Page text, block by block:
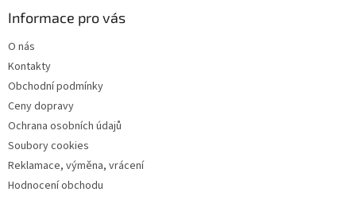
Informace pro vás
O nás
Kontakty
Obchodní podmínky
Ceny dopravy
Ochrana osobních údajů
Soubory cookies
Reklamace, výměna, vrácení
Hodnocení obchodu